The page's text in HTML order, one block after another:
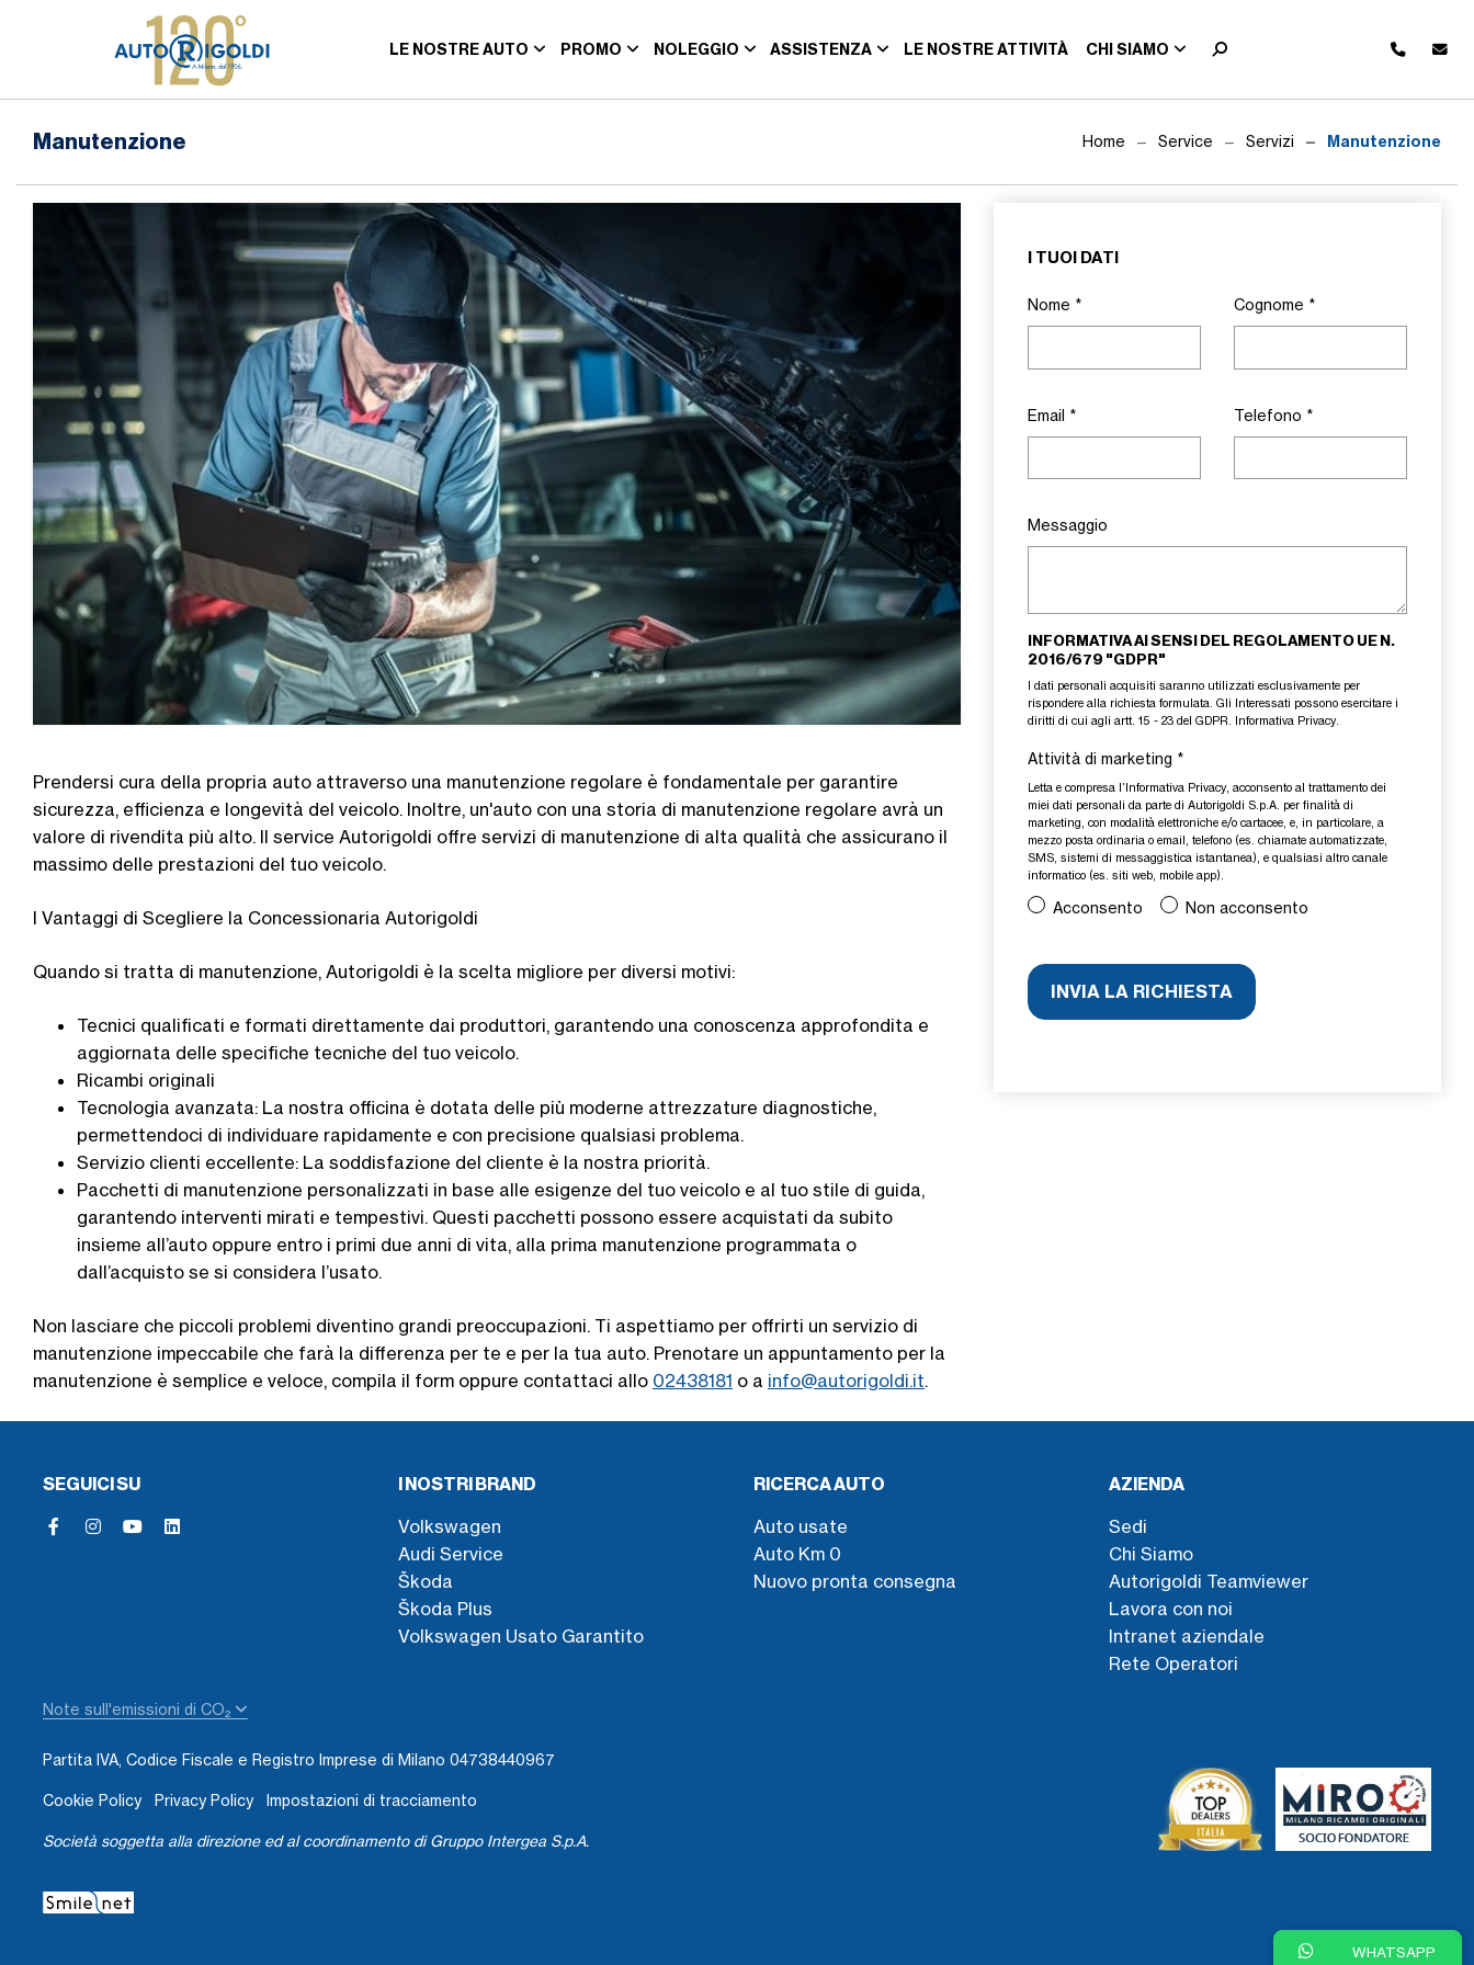
LE NOSTRE AUTO PROMO NOLEGGIO ASSISTENZA LE NOSTRE ATTIVITÀ CHI SIAMO
Manutenzione Home Service Servizi Manutenzione
Prendersi cura della propria auto attraverso una manutenzione regolare è fondamentale per garantire
sicurezza, efficienza e longevità del veicolo. Inoltre, un'auto con una storia di manutenzione regolare avrà un
valore di rivendita più alto. Il service Autorigoldi offre servizi di manutenzione di alta qualità che assicurano il
massimo delle prestazioni del tuo veicolo.
I Vantaggi di Scegliere la Concessionaria Autorigoldi
Quando si tratta di manutenzione, Autorigoldi è la scelta migliore per diversi motivi:
Tecnici qualificati e formati direttamente dai produttori, garantendo una conoscenza approfondita e
aggiornata delle specifiche tecniche del tuo veicolo.
Ricambi originali
Tecnologia avanzata: La nostra officina è dotata delle più moderne attrezzature diagnostiche,
permettendoci di individuare rapidamente e con precisione qualsiasi problema.
Servizio clienti eccellente: La soddisfazione del cliente è la nostra priorità.
Pacchetti di manutenzione personalizzati in base alle esigenze del tuo veicolo e al tuo stile di guida,
garantendo interventi mirati e tempestivi. Questi pacchetti possono essere acquistati da subito
insieme all’auto oppure entro i primi due anni di vita, alla prima manutenzione programmata o
dall’acquisto se si considera l’usato.
Non lasciare che piccoli problemi diventino grandi preoccupazioni. Ti aspettiamo per offrirti un servizio di
manutenzione impeccabile che farà la differenza per te e per la tua auto. Prenotare un appuntamento per la
manutenzione è semplice e veloce, compila il form oppure contattaci allo 02438181 o a info@autorigoldi.it.
I TUOI DATI
Nome * Cognome *
Email * Telefono *
Messaggio
INFORMATIVA AI SENSI DEL REGOLAMENTO UE N.
2016/679 "GDPR"
I dati personali acquisiti saranno utilizzati esclusivamente per
rispondere alla richiesta formulata. Gli Interessati possono esercitare i
diritti di cui agli artt. 15 - 23 del GDPR.
Informativa Privacy.
Attività di marketing *
Letta e compresa l’ Informativa Privacy, acconsento al trattamento dei
miei dati personali da parte di Autorigoldi S.p.A. per finalità di
marketing, con modalità elettroniche e/o cartacee, e, in particolare, a
mezzo posta ordinaria o email, telefono (es. chiamate automatizzate,
SMS, sistemi di messaggistica istantanea), e qualsiasi altro canale
informatico (es. siti web, mobile app).
Acconsento Non acconsento
SEGUICI SU I NOSTRI BRAND
Volkswagen
Audi Service
Škoda
Škoda Plus
Volkswagen Usato Garantito
RICERCA AUTO
Auto usate
Auto Km 0
Nuovo pronta consegna
AZIENDA
Sedi
Chi Siamo
Autorigoldi Teamviewer
Lavora con noi
Intranet aziendale
Rete Operatori
Note sull'emissioni di CO₂
Partita IVA, Codice Fiscale e Registro Imprese di Milano 04738440967
Cookie Policy Privacy Policy Impostazioni di tracciamento
Società soggetta alla direzione ed al coordinamento di Gruppo Intergea S.p.A.
WHATSAPP